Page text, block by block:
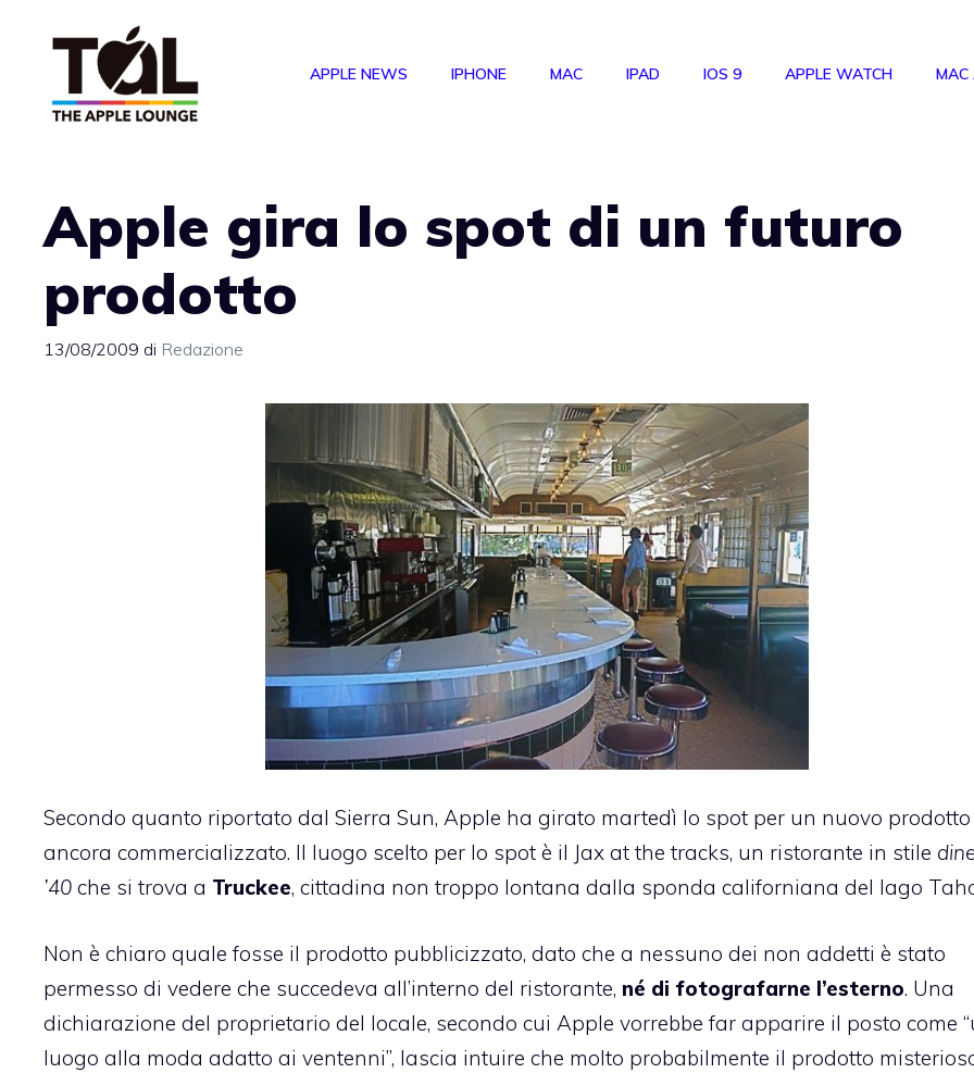
APPLE NEWS IPHONE MAC IPAD IOS 9 APPLE WATCH MAC
Apple gira lo spot di un futuro
prodotto
13/08/2009 di Redazione
Secondo quanto riportato dal Sierra Sun, Apple ha girato martedì lo spot per un nuovo
ancora commercializzato. Il luogo scelto per lo spot è il Jax at the tracks, un ristorante in stile
’40 che si trova a Truckee, cittadina non troppo lontana dalla sponda californiana del lago
Non è chiaro quale fosse il prodotto pubblicizzato, dato che a nessuno dei non addetti è stato
permesso di vedere che succedeva all’interno del ristorante, né di fotografarne l’esterno. Una
dichiarazione del proprietario del locale, secondo cui Apple vorrebbe far apparire il posto come
luogo alla moda adatto ai ventenni”, lascia intuire che molto probabilmente il prodotto